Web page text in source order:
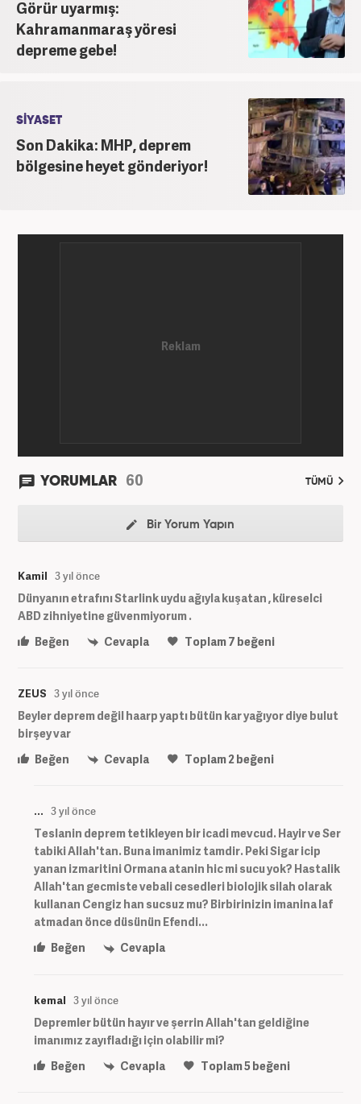
Görür uyarmış:
Kahramanmaraş yöresi
depreme gebe!
SİYASET
Son Dakika: MHP, deprem
bölgesine heyet gönderiyor!
YORUMLAR 60 TÜMÜ
Bir Yorum Yapın
Kamil 3 yıl önce
Dünyanın etrafını Starlink uydu ağıyla kuşatan , küreselci
ABD zihniyetine güvenmiyorum .
Beğen
Cevapla Toplam7 beğeni
ZEUS 3 yıl önce
Beyler deprem değil haarp yaptı bütün kar yağıyor diye bulut
birşey var
Beğen
Cevapla Toplam2beğeni
... 3 yıl önce
Teslanin deprem tetikleyen bir icadi mevcud. Hayir ve Ser
tabiki Allah'tan. Buna imanimiz tamdir. Peki Sigar icip
yanan izmaritini Ormana atanin hic mi sucu yok? Hastalik
Allah'tan gecmiste vebali cesedleri biolojik silah olarak
kullanan Cengiz han sucsuz mu? Birbirinizin imanina laf
atmadan önce düsünün Efendi...
Beğen
Cevapla
kemal 3 yıl önce
Depremler bütün hayır ve şerrin Allah'tan geldiğine
imanımız zayıfladığı için olabilir mi?
Beğen
Cevapla Toplam5beğeni